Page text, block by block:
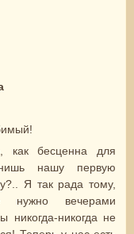
как бесценна для
нашу первую
Я так рада тому,
вечерами
никогда-никогда не